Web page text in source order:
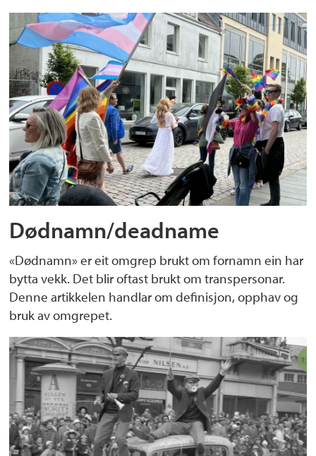
Dødnamn/deadname
«Dødnamn» er eit omgrep brukt om fornamn ein har
bytta vekk. Det blir oftast brukt om transpersonar.
Denne artikkelen handlar om definisjon, opphav og
bruk av omgrepet.